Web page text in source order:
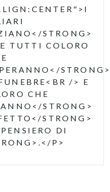
STRONG>
TUTTI COLORO
/> E
CHE
STRONG>
STRONG>
DI
P>